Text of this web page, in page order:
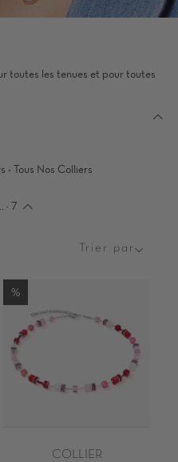
toutes les tenues et pour toutes
· Tous Nos Colliers
· 7
Trier
Trier par
%
COLLIER